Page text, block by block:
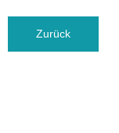
Vorheriger
Zurück